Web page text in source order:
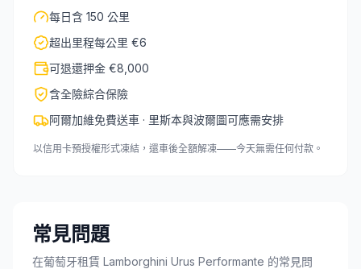
每日含 150 公里
超出里程每公里 €6
可退還押金 €8,000
含全險綜合保險
阿爾加維免費送車 · 里斯本與波爾圖可應需安排
以信用卡預授權形式凍結，還車後全額解凍——今天無需任何付款。
常見問題
在葡萄牙租賃 Lamborghini Urus Performante 的常見問